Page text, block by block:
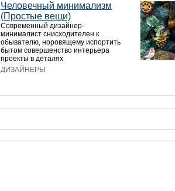
Человечный минимализм
(Простые вещи)
Современный дизайнер-
минималист снисходителен к
обывателю, норовящему испортить
бытом совершенство интерьера
проекты в деталях
ДИЗАЙНЕРЫ